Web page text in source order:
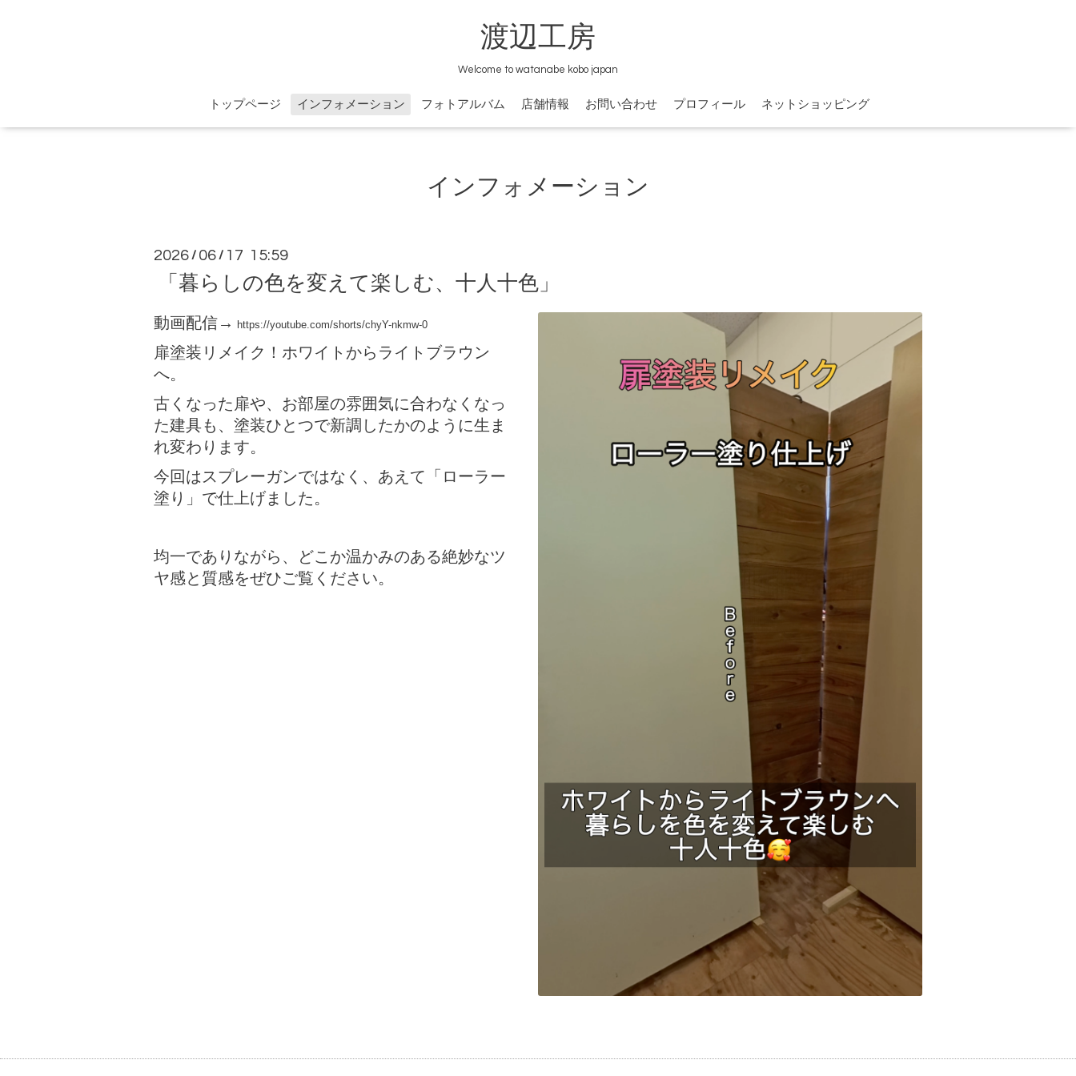
渡辺工房
Welcome to watanabe kobo japan
トップページ インフォメーション フォトアルバム 店舗情報 お問い合わせ プロフィール ネットショッピング
インフォメーション
2026 / 06 / 17 15:59
「暮らしの色を変えて楽しむ、十人十色」
動画配信→ https://youtube.com/shorts/chyY-nkmw-0
扉塗装リメイク！ホワイトからライトブラウン
へ。
古くなった扉や、お部屋の雰囲気に合わなくなっ
た建具も、塗装ひとつで新調したかのように生ま
れ変わります。
今回はスプレーガンではなく、あえて「ローラー
塗り」で仕上げました。
均一でありながら、どこか温かみのある絶妙なツ
ヤ感と質感をぜひご覧ください。